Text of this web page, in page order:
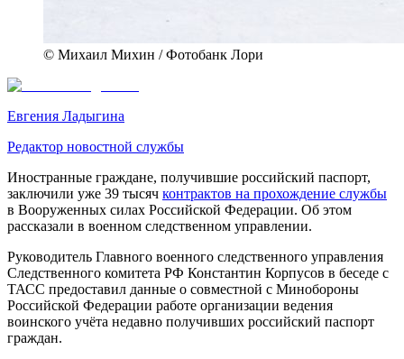
© Михаил Михин / Фотобанк Лори
Евгения Ладыгина
Редактор новостной службы
Иностранные граждане, получившие российский паспорт,
заключили уже 39 тысяч контрактов на прохождение службы
в Вооруженных силах Российской Федерации. Об этом
рассказали в военном следственном управлении.
Руководитель Главного военного следственного управления
Следственного комитета РФ Константин Корпусов в беседе с
ТАСС предоставил данные о совместной с Минобороны
Российской Федерации работе организации ведения
воинского учёта недавно получивших российский паспорт
граждан.